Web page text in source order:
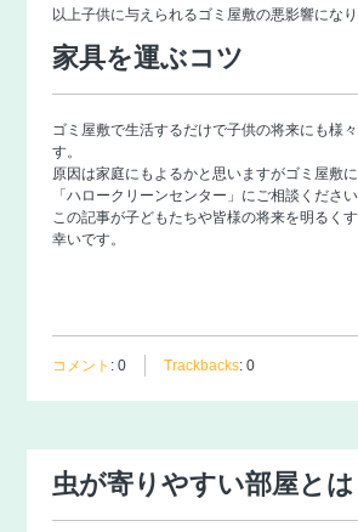
以上子供に与えられるゴミ屋敷の悪影響になり
家具を運ぶコツ
ゴミ屋敷で生活するだけで子供の将来にも様
す。
原因は家庭にもよるかと思いますがゴミ屋敷
「 ハロークリーンセンター 」にご相談ください
この記事が子どもたちや皆様の将来を明るく
幸いです。
コメント : 0 Trackbacks: 0
虫が寄りやすい部屋とは